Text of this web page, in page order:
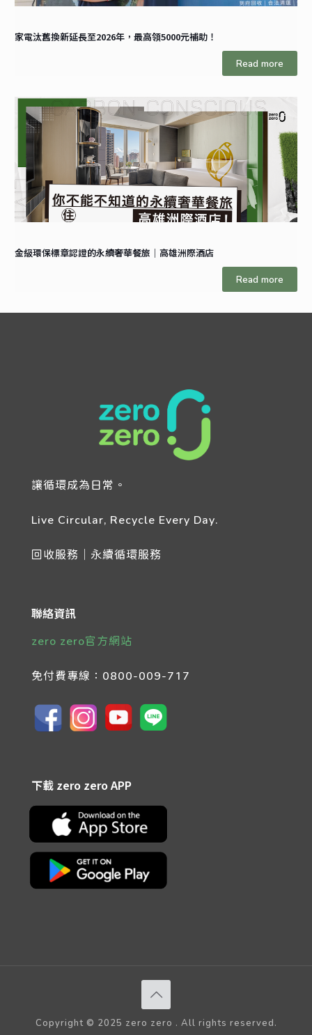
家電汰舊換新延長至2026年，最高領5000元補助！
Read more
金級環保標章認證的永續奢華餐旅｜高雄洲際酒店
Read more
讓循環成為日常。
Live Circular, Recycle Every Day.
回收服務｜永續循環服務
聯絡資訊
zero zero官方網站
免付費專線： 0800-009-717
下載 zero zero APP
Copyright © 2025 zero zero . All rights reserved.